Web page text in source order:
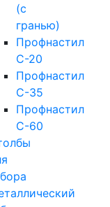
(с
гранью)
Профнастил
С-20
Профнастил
С-35
Профнастил
С-60